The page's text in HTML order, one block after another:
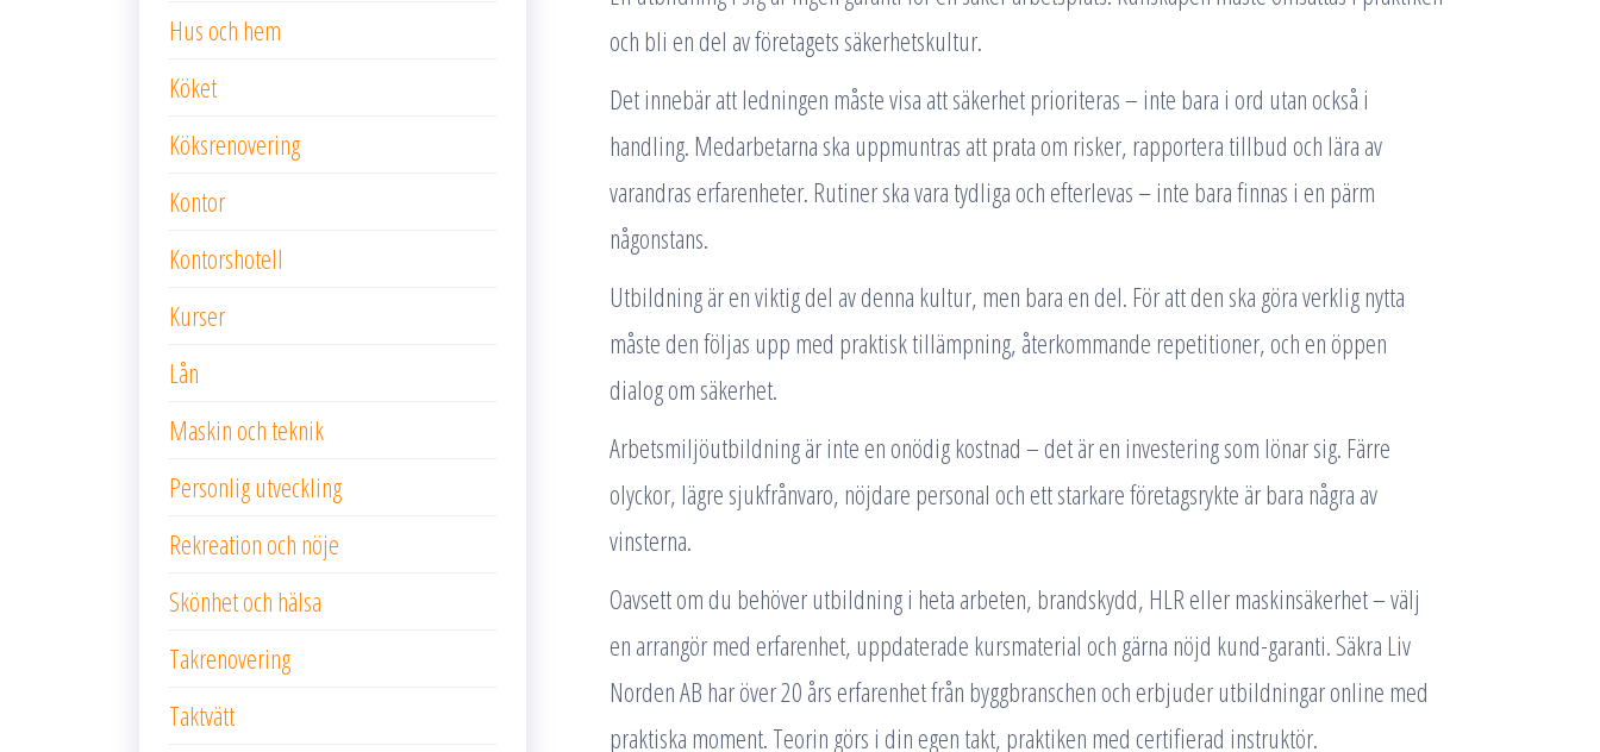
och bli en del av företagets säkerhetskultur.
Det innebär att ledningen måste visa att säkerhet prioriteras – inte bara i ord utan också i
handling. Medarbetarna ska uppmuntras att prata om risker, rapportera tillbud och lära av
varandras erfarenheter. Rutiner ska vara tydliga och efterlevas – inte bara finnas i en pärm
någonstans.
Utbildning är en viktig del av denna kultur, men bara en del. För att den ska göra verklig nytta
måste den följas upp med praktisk tillämpning, återkommande repetitioner, och en öppen
dialog om säkerhet.
Arbetsmiljöutbildning är inte en onödig kostnad – det är en investering som lönar sig. Färre
olyckor, lägre sjukfrånvaro, nöjdare personal och ett starkare företagsrykte är bara några av
vinsterna.
Oavsett om du behöver utbildning i heta arbeten, brandskydd, HLR eller maskinsäkerhet – välj
en arrangör med erfarenhet, uppdaterade kursmaterial och gärna nöjd kund-garanti. Säkra Liv
Norden AB har över 20 års erfarenhet från byggbranschen och erbjuder utbildningar online med
praktiska moment. Teorin görs i din egen takt, praktiken med certifierad instruktör.
Hus och hem
Köket
Köksrenovering
Kontor
Kontorshotell
Kurser
Lån
Maskin och teknik
Personlig utveckling
Rekreation och nöje
Skönhet och hälsa
Takrenovering
Taktvätt